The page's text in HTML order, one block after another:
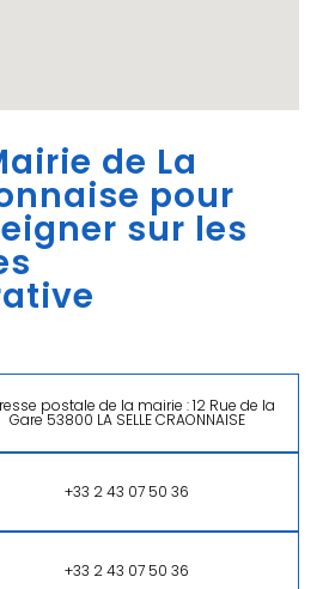
de La
pour
sur les
postale de la mairie : 12 Rue de la
Gare 53800 LA SELLE CRAONNAISE
+33 2 43 07 50 36
+33 2 43 07 50 36